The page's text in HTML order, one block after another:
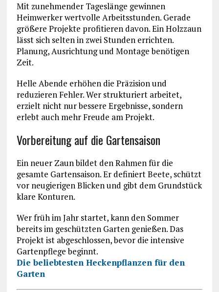
Mit zunehmender Tageslänge gewinnen
Heimwerker wertvolle Arbeitsstunden. Gerade
größere Projekte profitieren davon. Ein Holzzaun
lässt sich selten in zwei Stunden errichten.
Planung, Ausrichtung und Montage benötigen
Zeit.
Helle Abende erhöhen die Präzision und
reduzieren Fehler. Wer strukturiert arbeitet,
erzielt nicht nur bessere Ergebnisse, sondern
erlebt auch mehr Freude am Projekt.
Vorbereitung auf die Gartensaison
Ein neuer Zaun bildet den Rahmen für die
gesamte Gartensaison. Er definiert Beete, schützt
vor neugierigen Blicken und gibt dem Grundstück
klare Konturen.
Wer früh im Jahr startet, kann den Sommer
bereits im geschützten Garten genießen. Das
Projekt ist abgeschlossen, bevor die intensive
Gartenpflege beginnt.
Die beliebtesten Heckenpflanzen für den
Garten